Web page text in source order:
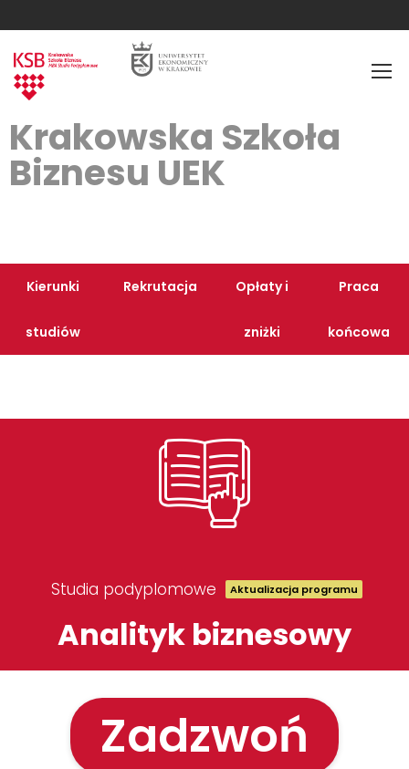
Krakowska Szkoła
Biznesu UEK
Kierunki
studiów
Rekrutacja Opłaty i
zniżki
Praca
końcowa
Studia podyplomowe Aktualizacja programu
Analityk biznesowy
Zadzwoń